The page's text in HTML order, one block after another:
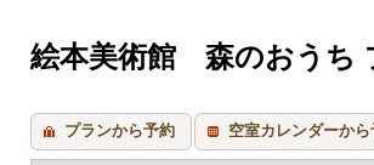
絵本美術館 森のおうち
プランから予約 空室カレンダーから